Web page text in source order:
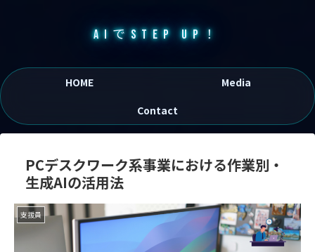
AIでSTEP UP！
HOME
Media
Contact
PCデスクワーク系事業における作業別・
生成AIの活用法
支援員